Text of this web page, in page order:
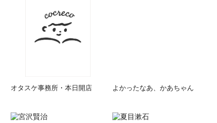
オタスケ事務所・本日開店 よかったなあ、かあちゃん